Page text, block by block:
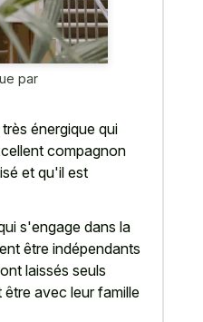
par
énergique qui
compagnon
et qu'il est
s'engage dans la
être indépendants
laissés seuls
avec leur famille